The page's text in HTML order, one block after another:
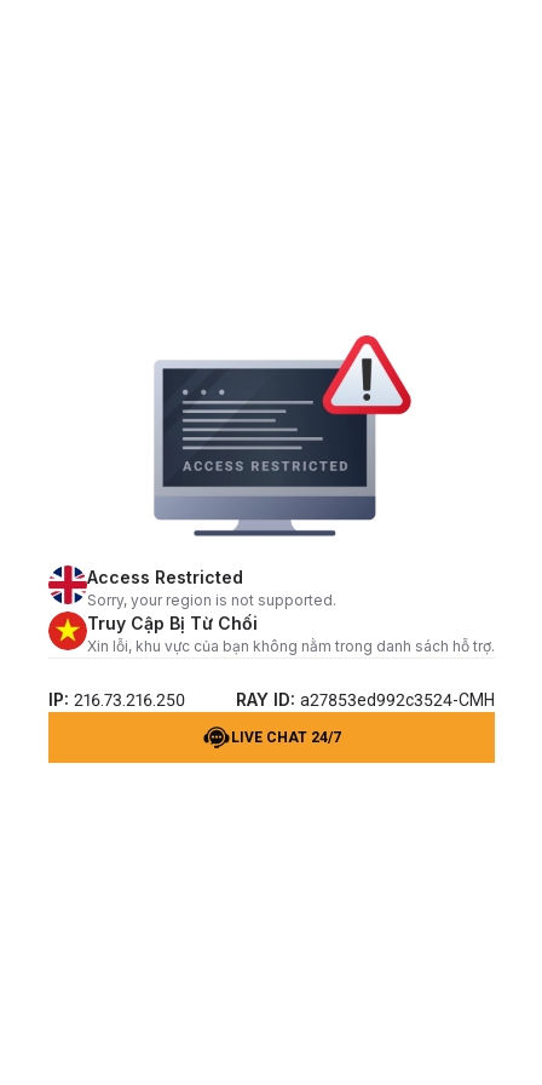
Access Restricted
Sorry, your region is not supported.
Truy Cập Bị Từ Chối
Xin lỗi, khu vực của bạn không nằm trong danh sách hỗ trợ.
IP: 216.73.216.250 RAY ID: a27853ed992c3524-CMH
LIVE CHAT 24/7